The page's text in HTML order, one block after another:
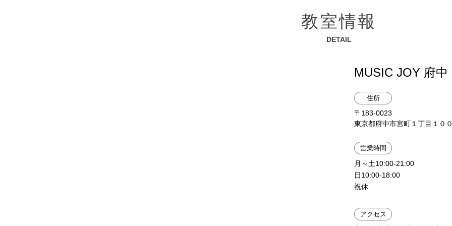
教室情報
DETAIL
MUSIC JOY 府中
住所
〒183-0023
東京都府中市宮町１丁目１０
営業時間
月～土10:00-21:00
日10:00-18:00
祝休
アクセス